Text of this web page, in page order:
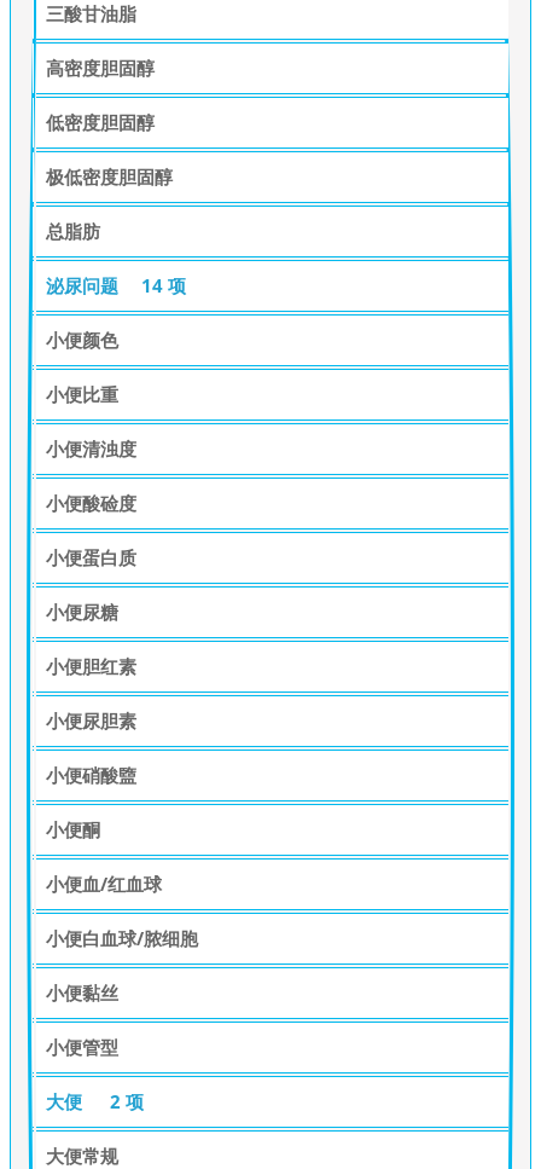
三酸甘油脂
高密度胆固醇
低密度胆固醇
极低密度胆固醇
总脂肪
泌尿问题 14 项
小便颜色
小便比重
小便清浊度
小便酸硷度
小便蛋白质
小便尿糖
小便胆红素
小便尿胆素
小便硝酸盬
小便酮
小便血/红血球
小便白血球/脓细胞
小便黏丝
小便管型
大便 2 项
大便常规